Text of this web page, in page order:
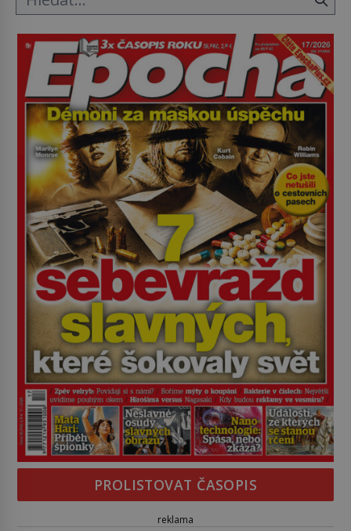
PROLISTOVAT ČASOPIS
reklama